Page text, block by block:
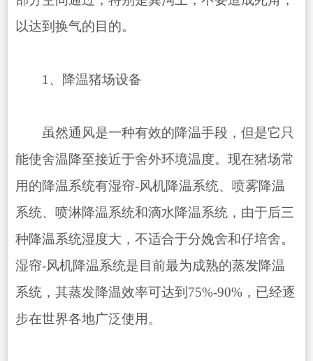
以达到换气的目的。
1、降温猪场设备
虽然通风是一种有效的降温手段，但是它只
能使舍温降至接近于舍外环境温度。现在猪场常
用的降温系统有湿帘-风机降温系统、喷雾降温
系统、喷淋降温系统和滴水降温系统，由于后三
种降温系统湿度大，不适合于分娩舍和仔培舍。
湿帘-风机降温系统是目前最为成熟的蒸发降温
系统，其蒸发降温效率可达到75%-90%，已经逐
步在世界各地广泛使用。